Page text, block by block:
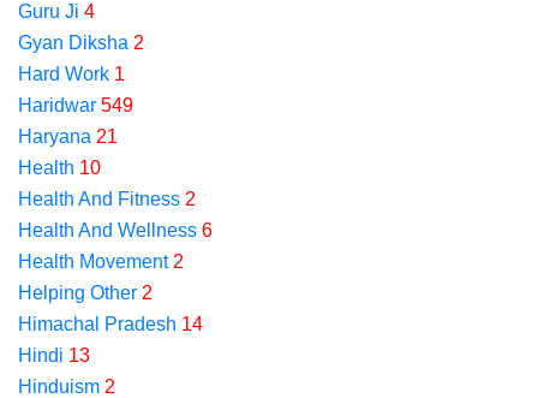
Guru Ji 4
Gyan Diksha 2
Hard Work 1
Haridwar 549
Haryana 21
Health 10
Health And Fitness 2
Health And Wellness 6
Health Movement 2
Helping Other 2
Himachal Pradesh 14
Hindi 13
Hinduism 2